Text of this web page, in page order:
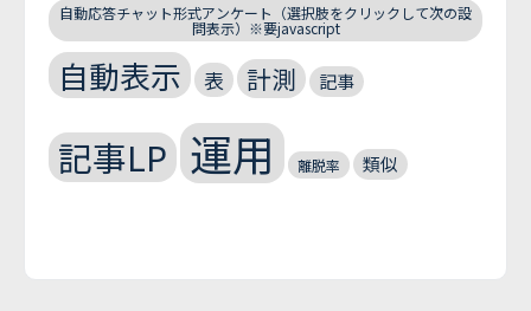
自動応答チャット形式アンケート（選択肢をクリックして次の設
問表示）※要javascript
自動表示 表 計測 記事
記事LP 運用 離脱率 類似